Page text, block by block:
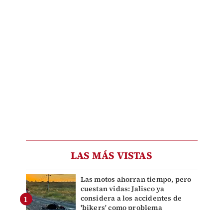
LAS MÁS VISTAS
Las motos ahorran tiempo, pero
cuestan vidas: Jalisco ya
considera a los accidentes de
'bikers' como problema